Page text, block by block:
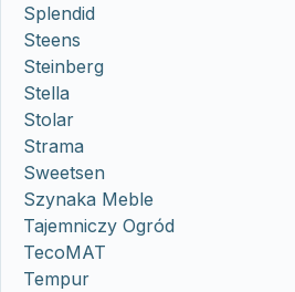
Splendid
Steens
Steinberg
Stella
Stolar
Strama
Sweetsen
Szynaka Meble
Tajemniczy Ogród
TecoMAT
Tempur